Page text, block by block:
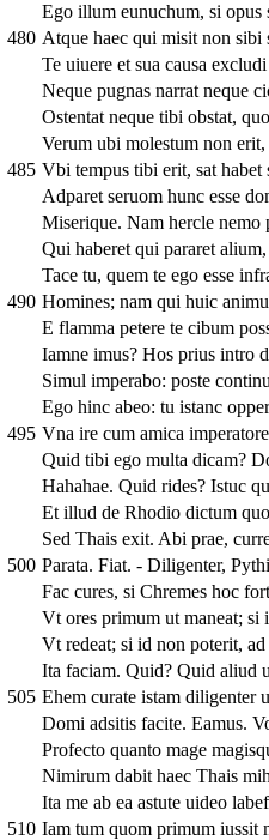
Ego illum eunuchum, si opus
480 Atque haec qui misit non sibi
Te uiuere et sua causa
Neque pugnas narrat neque
Ostentat neque tibi obstat,
Verum ubi molestum non
485 Vbi tempus tibi erit, sat habet
Adparet seruom hunc esse
Miserique. Nam hercle nemo
Qui haberet qui pararet
Tace tu, quem te ego esse
490 Homines; nam qui huic
E flamma petere te cibum
Iamne imus? Hos prius intro
Simul imperabo: poste
Ego hinc abeo: tu istanc
495 Vna ire cum amica
Quid tibi ego multa dicam?
Hahahae. Quid rides? Istuc
Et illud de Rhodio dictum
Sed Thais exit. Abi prae,
500 Parata. Fiat. - Diligenter,
Fac cures, si Chremes hoc
Vt ores primum ut maneat; si
Vt redeat; si id non poterit,
Ita faciam. Quid? Quid aliud
505 Ehem curate istam diligenter
Domi adsitis facite. Eamus.
Profecto quanto mage
Nimirum dabit haec Thais
Ita me ab ea astute uideo
510 Iam tum quom primum iussit